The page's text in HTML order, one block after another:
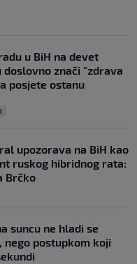
u BiH na devet
doslovno znači "zdrava
posjete ostanu
upozorava na BiH kao
ruskog hibridnog rata:
Brčko
suncu ne hladi se
nego postupkom koji